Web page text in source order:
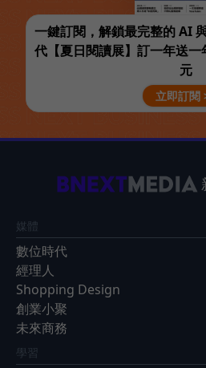
一鍵訂閱，解鎖最完整的 AI
代【夏日閱讀展】訂一年送
元
立即訂閱
媒體
數位時代
經理人
Shopping Design
創業小聚
未來商務
學習